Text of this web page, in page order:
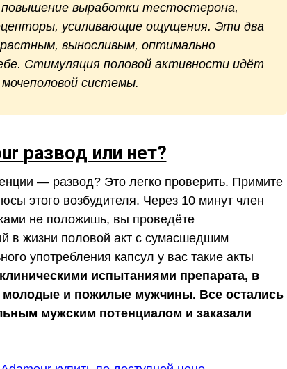
выработки тестостерона,
усиливающие ощущения. Эти два
выносливым, оптимально
Стимуляция половой активности идёт
мочеполовой системы.
развод или нет?
— развод? Это легко проверить. Примите
этого возбудителя. Через 10 минут член
не положишь, вы проведёте
в жизни половой акт с сумасшедшим
употребления капсул у вас такие акты
испытаниями препарата, в
молодые и пожилые мужчины. Все остались
мужским потенциалом и заказали